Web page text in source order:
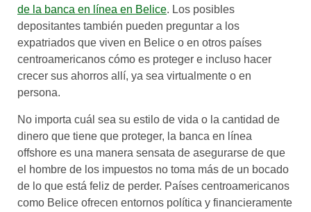
de la banca en línea en Belice. Los posibles
depositantes también pueden preguntar a los
expatriados que viven en Belice o en otros países
centroamericanos cómo es proteger e incluso hacer
crecer sus ahorros allí, ya sea virtualmente o en
persona.
No importa cuál sea su estilo de vida o la cantidad de
dinero que tiene que proteger, la banca en línea
offshore es una manera sensata de asegurarse de que
el hombre de los impuestos no toma más de un bocado
de lo que está feliz de perder. Países centroamericanos
como Belice ofrecen entornos política y financieramente